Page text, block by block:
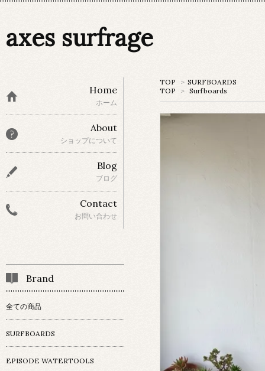
axes surfrage
TOP > SURFBOARDS
TOP
> Surfboards
Home
ホーム
About
ショップについて
Blog
ブログ
Contact
お問い合わせ
Brand
全ての商品
SURFBOARDS
EPISODE WATERTOOLS